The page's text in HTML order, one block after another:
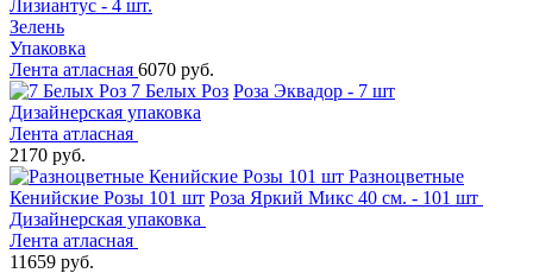
Лизиантус - 4 шт.
Зелень
Упаковка
Лента атласная 6070 руб.
7 Белых Роз Роза Эквадор - 7 шт
Дизайнерская упаковка
Лента атласная
2170 руб.
Разноцветные
Кенийские Розы 101 шт Роза Яркий Микс 40 см. - 101 шт
Дизайнерская упаковка
Лента атласная
11659 руб.